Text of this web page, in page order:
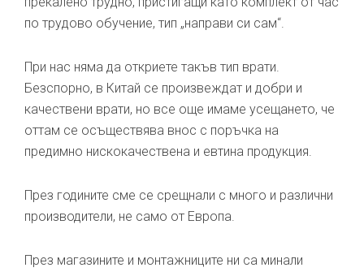
по трудово обучение, тип „направи си сам“.
При нас няма да откриете такъв тип врати.
Безспорно, в Китай се произвеждат и добри и
качествени врати, но все още имаме усещането, че
оттам се осъществява внос с поръчка на
предимно нискокачествена и евтина продукция.
През годините сме се срещнали с много и различни
производители, не само от Европа.
През магазините и монтажниците ни са минали